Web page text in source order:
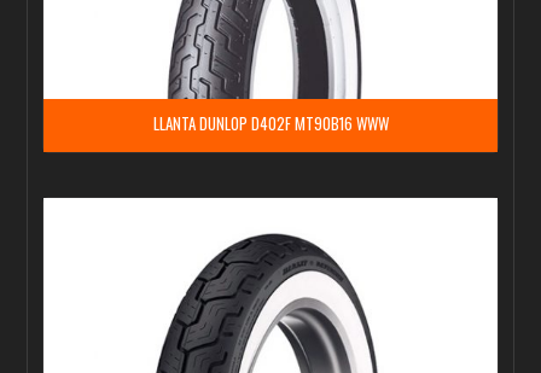
LLANTA DUNLOP D402F MT90B16 WWW